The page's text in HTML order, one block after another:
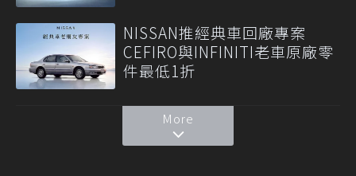
NISSAN推經典車回廠專案
CEFIRO與INFINITI老車原廠零
件最低1折
More